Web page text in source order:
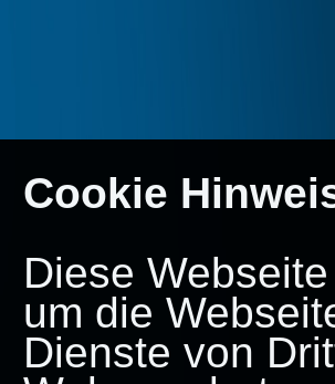
Cookie
Diese
um die
Dienste von